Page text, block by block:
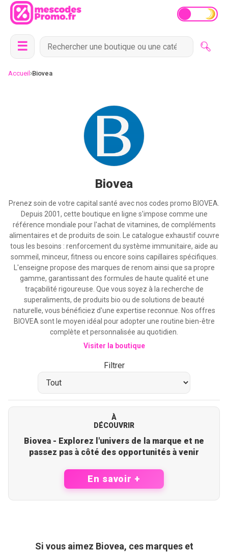
☰
Accueil ›Biovea
Biovea
Prenez soin de votre capital santé avec nos codes promo BIOVEA.
Depuis 2001, cette boutique en ligne s'impose comme une
référence mondiale pour l'achat de vitamines, de compléments
alimentaires et de produits de soin. Le catalogue exhaustif couvre
tous les besoins : renforcement du système immunitaire, aide au
sommeil, minceur, fitness ou encore soins capillaires spécifiques.
L'enseigne propose des marques de renom ainsi que sa propre
gamme, garantissant des formules de haute qualité et une
traçabilité rigoureuse. Que vous soyez à la recherche de
superaliments, de produits bio ou de solutions de beauté
naturelle, vous bénéficiez d'une expertise reconnue. Nos offres
BIOVEA sont le moyen idéal pour adopter une routine bien-être
complète et personnalisée au quotidien.
Visiter la boutique
Filtrer
À
DÉCOUVRIR
Biovea - Explorez l'univers de la marque et ne
passez pas à côté des opportunités à venir
En savoir +
Si vous aimez Biovea, ces marques et